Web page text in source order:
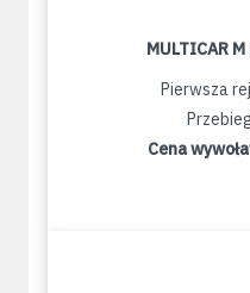
MULTICAR
Pierwsza
Cena